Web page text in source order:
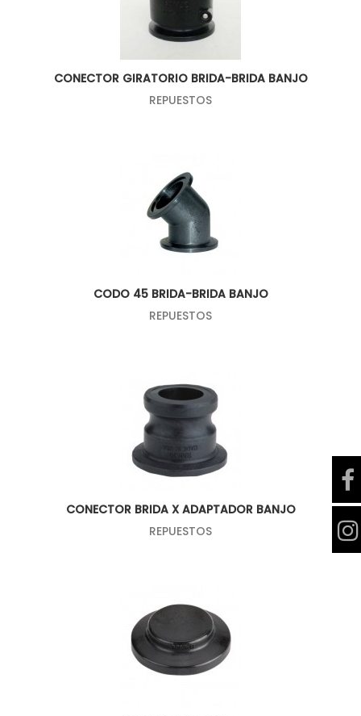
CONECTOR GIRATORIO BRIDA-BRIDA BANJO
REPUESTOS
CODO 45 BRIDA-BRIDA BANJO
REPUESTOS
CONECTOR BRIDA X ADAPTADOR BANJO
REPUESTOS